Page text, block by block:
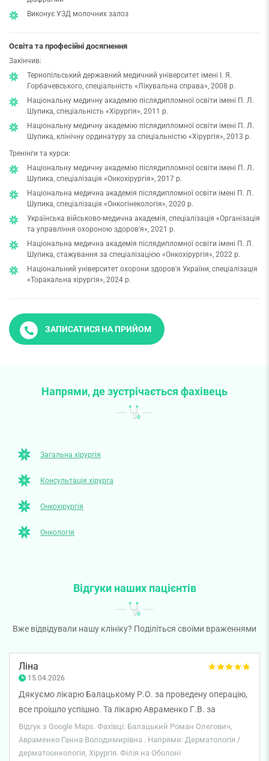
Виконує УЗД молочних залоз
Освіта та професійні досягнення
Закінчив:
Тернопільський державний медичний університет імені І. Я.
Горбачевського, спеціальність «Лікувальна справа», 2008 р.
Національну медичну академію післядипломної освіти імені П. Л.
Шупика, спеціальність «Хірургія», 2011 р.
Національну медичну академію післядипломної освіти імені П. Л.
Шупика, клінічну ординатуру за спеціальністю «Хірургія», 2013 р.
Тренінги та курси:
Національну медичну академію післядипломної освіти імені П. Л.
Шупика, спеціалізація «Онкохірургія», 2017 р.
Національна медична академія післядипломної освіти імені П. Л.
Шупика, спеціалізація «Онкогінекологія», 2020 р.
Українська військово-медична академія, спеціалізація «Організація
та управління охороною здоров'я», 2021 р.
Національна медична академія післядипломної освіти імені П. Л.
Шупика, стажування за спеціалізацією «Онкохірургія», 2022 р.
Національний університет охорони здоров'я України, спеціалізація
«Торакальна хірургія», 2024 р.
ЗАПИСАТИСЯ НА ПРИЙОМ
Напрями, де зустрічається фахівець
Загальна хірургія
Консультація хірурга
Онкохірургія
Онкологія
Відгуки наших пацієнтів
Вже відвідували нашу клініку? Поділіться своїми враженнями
Ліна
15.04.2026
Дякуємо лікарю Балацькому Р.О. за проведену операцію,
все проішло успішно. Та лікарю Авраменко Г.В. за
видалення, лікар все пояснила та все заживає добре.
Відгук з Google Maps. Фахівці: Балацький Роман Олегович,
Авраменко Ганна Володимирівна . Напрями: Дерматологія /
дерматоонкологія, Хірургія. Філія на Оболоні